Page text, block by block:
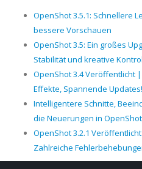
OpenShot 3.5.1: Schnellere
bessere Vorschauen
OpenShot 3.5: Ein großes
Stabilität und kreative
OpenShot 3.4 Veröffentlicht
Effekte, Spannende Updates!
Intelligentere Schnitte,
die Neuerungen in OpenShot
OpenShot 3.2.1
Zahlreiche